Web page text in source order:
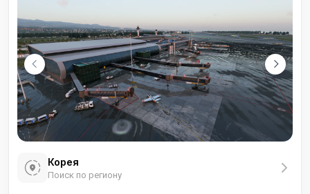
Корея
Поиск по региону